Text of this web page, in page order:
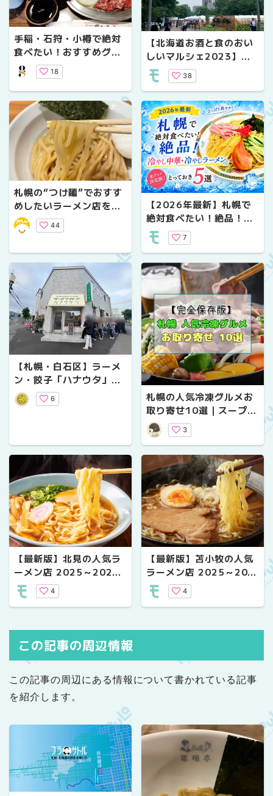
手稲・石狩・小樽で絶対
食べたい！おすすめグル
メランチ3選
18
【北海道お酒と食のおい
しいマルシェ2023】に
行ってみた
38
札幌の“つけ麺”でおすす
めしたいラーメン店を厳
選してご紹介します！
44
【2026年最新】札幌で
絶対食べたい！絶品！冷
やし中華・冷やしラーメ
ンとっておき5選【夏グ
ルメ決定版】
7
【札幌・白石区】ラーメ
ン・餃子「ハナウタ」が
リニューアルオープン｜
薬膳味噌つけ麺と水餃子
6
札幌の人気冷凍グルメお
取り寄せ10選｜スープカ
レー・ラーメン・ジンギ
スカンなど名店の味を自
宅で【完全保存版】
3
【最新版】北見の人気ラ
ーメン店 2025～2026
年 年末年始の営業情報
4
【最新版】苫小牧の人気
ラーメン店 2025～202
6年 年末年始の営業情報
4
この記事の周辺情報
この記事の周辺にある情報について書かれている記事
を紹介します。